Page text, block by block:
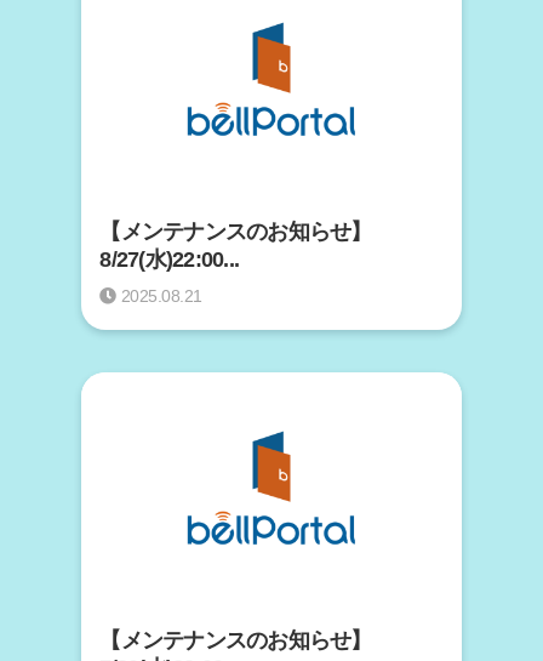
【メンテナンスのお知らせ】
8/27(水)22:00...
2025.08.21
【メンテナンスのお知らせ】